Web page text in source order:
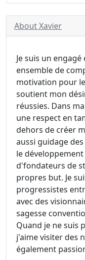
About Xavier
Je suis un
ensemble de
motivation pour
soutient mon
réussies. Dans
une respect en
dehors de créer
aussi guidage
le
d'fondateurs de
propres but. Je
progressistes
avec des
sagesse
Quand je ne suis
j'aime visiter des
également